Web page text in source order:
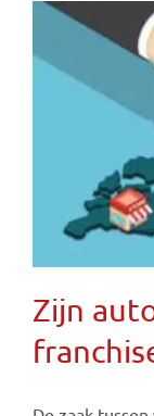
Zijn